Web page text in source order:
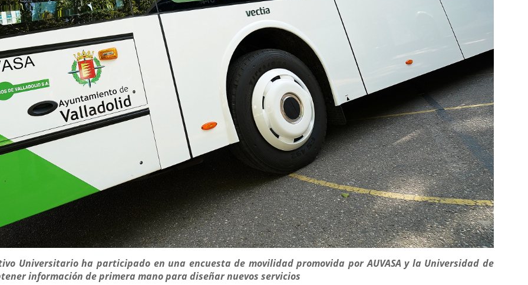
Universitario ha participado en una encuesta de movilidad promovida por AUVASA y la Universidad de
información de primera mano para diseñar nuevos servicios